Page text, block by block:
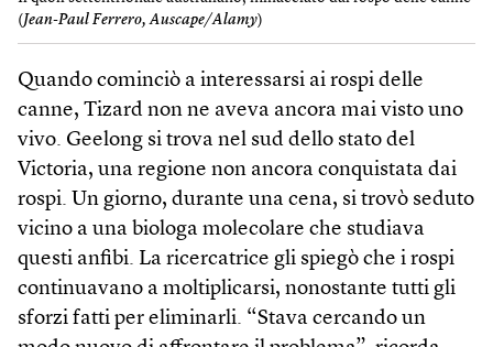
(Jean-Paul Ferrero, Auscape/Alamy)
Quando cominciò a interessarsi ai rospi delle
canne, Tizard non ne aveva ancora mai visto uno
vivo. Geelong si trova nel sud dello stato del
Victoria, una regione non ancora conquistata dai
rospi. Un giorno, durante una cena, si trovò seduto
vicino a una biologa molecolare che studiava
questi anfibi. La ricercatrice gli spiegò che i rospi
continuavano a moltiplicarsi, nonostante tutti gli
sforzi fatti per eliminarli. “Stava cercando un